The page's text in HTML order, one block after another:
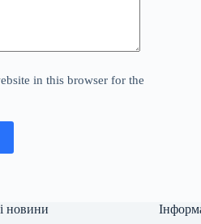
in this browser for the
новини